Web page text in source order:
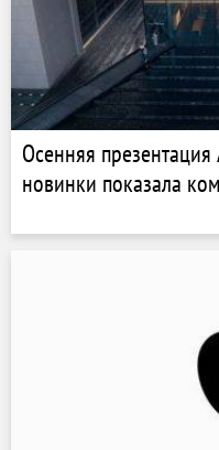
Осенняя
новинки показала